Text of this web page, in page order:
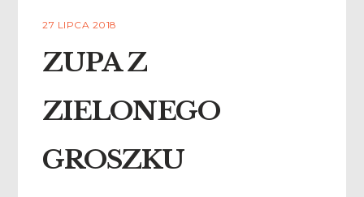
27 LIPCA 2018
ZUPA Z
ZIELONEGO
GROSZKU